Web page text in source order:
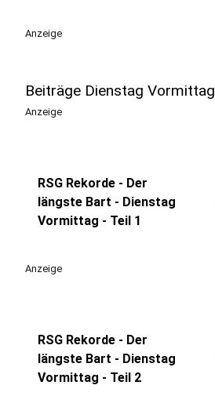
Anzeige
Beiträge Dienstag Vormittag
Anzeige
RSG Rekorde - Der
längste Bart - Dienstag
Vormittag - Teil 1
Anzeige
RSG Rekorde - Der
längste Bart - Dienstag
Vormittag - Teil 2